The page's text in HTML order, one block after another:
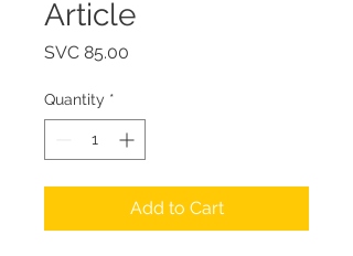
Article
SVC 85.00
Quantity *
Add to Cart